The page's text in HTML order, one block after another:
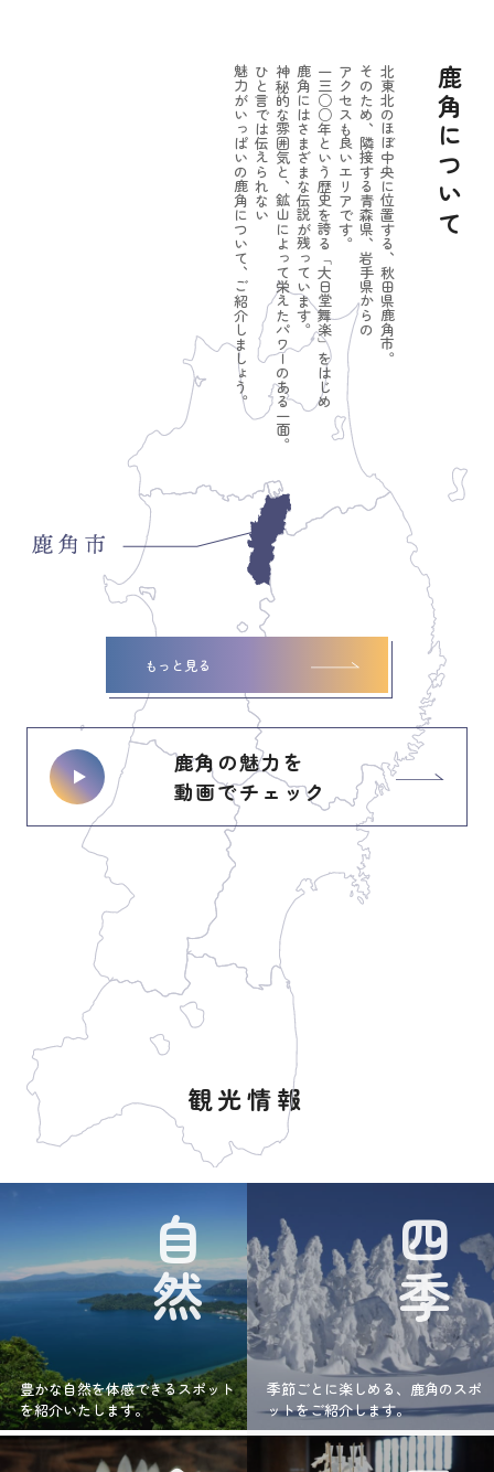
鹿角について
北東北のほぼ中央に位置する、秋田県鹿角市。
そのため、隣接する青森県、岩手県からの
アクセスも良いエリアです。
一三○○年という歴史を誇る「大日堂舞楽」をはじめ
鹿角にはさまざまな伝説が残っています。
神秘的な雰囲気と、鉱山によって栄えたパワーのある一面。
ひと言では伝えられない
魅力がいっぱいの鹿角について、ご紹介しましょう。
もっと見る
鹿角の魅力を
動画でチェック
観光情報
自然
豊かな自然を体感できるスポット
を紹介いたします。
四季
季節ごとに楽しめる、鹿角のスポ
ットをご紹介します。